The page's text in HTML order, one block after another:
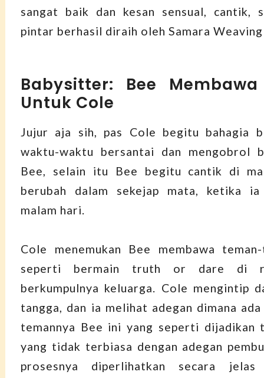
sangat baik dan kesan sensual, cantik,
pintar berhasil diraih oleh Samara
Babysitter: Bee
Untuk Cole
Jujur aja sih, pas Cole begitu bahagia
waktu-waktu bersantai dan mengobrol
Bee, selain itu Bee begitu cantik di
berubah dalam sekejap mata, ketika
malam hari.
Cole menemukan Bee membawa
seperti bermain truth or dare di
berkumpulnya keluarga. Cole mengintip
tangga, dan ia melihat adegan dimana
temannya Bee ini yang seperti dijadikan
yang tidak terbiasa dengan adegan
prosesnya diperlihatkan secara